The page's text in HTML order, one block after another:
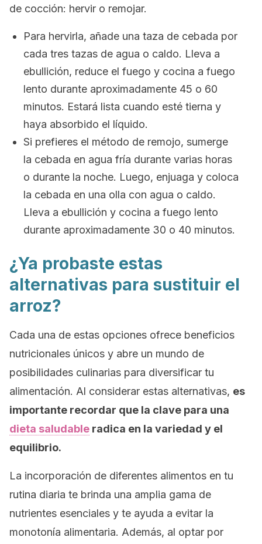
de cocción: hervir o remojar.
Para hervirla, añade una taza de cebada por
cada tres tazas de agua o caldo. Lleva a
ebullición, reduce el fuego y cocina a fuego
lento durante aproximadamente 45 o 60
minutos. Estará lista cuando esté tierna y
haya absorbido el líquido.
Si prefieres el método de remojo, sumerge
la cebada en agua fría durante varias horas
o durante la noche. Luego, enjuaga y coloca
la cebada en una olla con agua o caldo.
Lleva a ebullición y cocina a fuego lento
durante aproximadamente 30 o 40 minutos.
¿Ya probaste estas
alternativas para sustituir el
arroz?
Cada una de estas opciones ofrece beneficios
nutricionales únicos y abre un mundo de
posibilidades culinarias para diversificar tu
alimentación. Al considerar estas alternativas, es
importante recordar que la clave para una
dieta saludable radica en la variedad y el
equilibrio.
La incorporación de diferentes alimentos en tu
rutina diaria te brinda una amplia gama de
nutrientes esenciales y te ayuda a evitar la
monotonía alimentaria. Además, al optar por